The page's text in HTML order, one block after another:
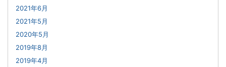
2021年6月
2021年5月
2020年5月
2019年8月
2019年4月